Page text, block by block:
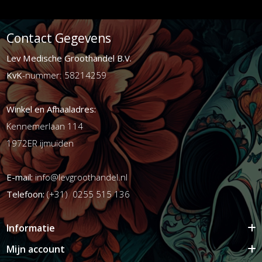
Contact Gegevens
Lev Medische Groothandel B.V.
KvK-nummer: 58214259
Winkel en Afhaaladres:
Kennemerlaan 114
1972ER ijmuiden
E-mail:info@levgroothandel.nl
Telefoon:(+31) 0255 515 136
Informatie
Mijn account